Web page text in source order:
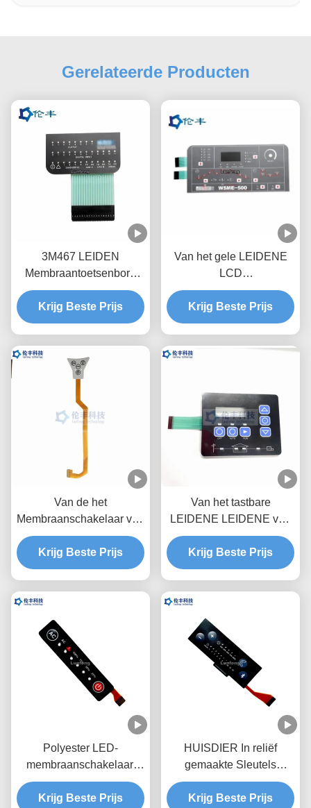
Gerelateerde Producten
3M467 LEIDEN
Membraantoetsenbord
niet Tastbaar Matte
Medical Equipment
Krijg Beste Prijs
Van het gele LEIDENE
LCD
Membraantoetsenbord
het Metaal overkoepelt
het Toetsenbord van de
Krijg Beste Prijs
Van de het
Membraanschakelaar van
kringsfpc Groene LEIDEN
UVdeklaag Waterdicht
Toetsenbord
Krijg Beste Prijs
Van het tastbare
LEIDENE LEIDENE van
pvc van PC
Membraantoetsenbord
3M468 maken Flexibele
Krijg Beste Prijs
Polyester LED-
membraanschakelaar,
flexibel circuit aangepast
membraantoetsenbord
Krijg Beste Prijs
HUISDIER In reliëf
gemaakte Sleutels
LEIDENE
Membraanschakelaar,
Krijg Beste Prijs